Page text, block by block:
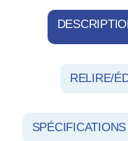
RELIRE/
SPÉCIFICATIONS